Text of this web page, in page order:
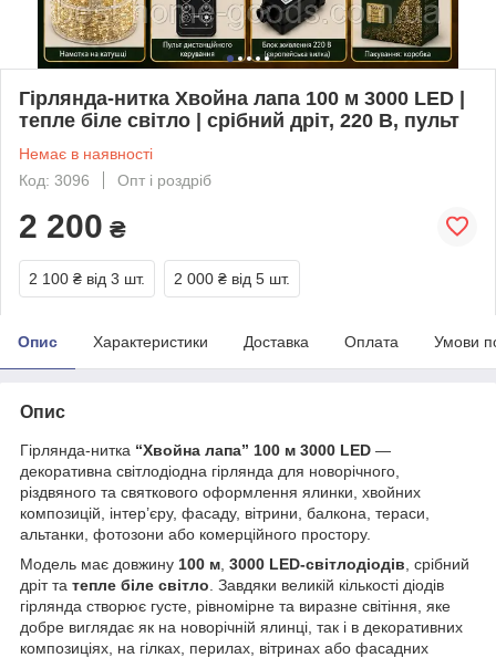
Гірлянда-нитка Хвойна лапа 100 м 3000 LED |
тепле біле світло | срібний дріт, 220 В, пульт
Немає в наявності
Код: 3096
Опт і роздріб
2 200 ₴
2 100 ₴ від 3 шт. 2 000 ₴ від 5 шт.
Опис Характеристики Доставка Оплата Умови
Опис
Гірлянда-нитка “Хвойна лапа” 100 м 3000 LED —
декоративна світлодіодна гірлянда для новорічного,
різдвяного та святкового оформлення ялинки, хвойних
композицій, інтер’єру, фасаду, вітрини, балкона, тераси,
альтанки, фотозони або комерційного простору.
Модель має довжину 100 м 3000 LED-світлодіодів , срібний
дріт та тепле біле світло . Завдяки великій кількості діодів
гірлянда створює густе, рівномірне та виразне світіння, яке
добре виглядає як на новорічній ялинці, так і в декоративних
композиціях, на гілках, перилах, вітринах або фасадних